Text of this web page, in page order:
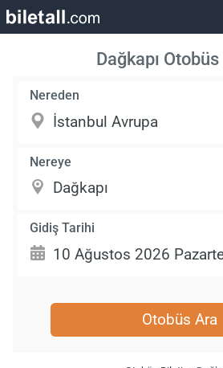
Dağkapı
Nereden
Nereye
Gidiş Tarihi
Otobüs Ara